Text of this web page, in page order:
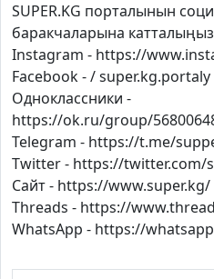
SUPER.KG порталынын
баракчаларына
Instagram - https://
Facebook - / super.kg.portaly
Одноклассники -
https://ok.ru/group/
Теlegram - https://t.me/
Twitter - https://twitter.com/
Сайт - https://www.super.kg/
Threads - https://
WhatsApp - https://